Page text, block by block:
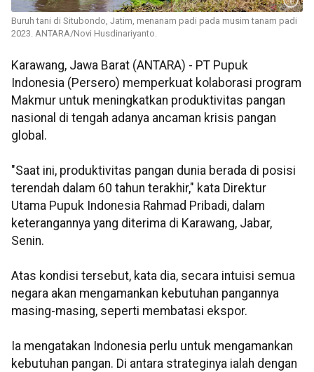
Buruh tani di Situbondo, Jatim, menanam padi pada musim tanam padi
2023. ANTARA/Novi Husdinariyanto.
Karawang, Jawa Barat (ANTARA) - PT Pupuk
Indonesia (Persero) memperkuat kolaborasi program
Makmur untuk meningkatkan produktivitas pangan
nasional di tengah adanya ancaman krisis pangan
global.
"Saat ini, produktivitas pangan dunia berada di posisi
terendah dalam 60 tahun terakhir," kata Direktur
Utama Pupuk Indonesia Rahmad Pribadi, dalam
keterangannya yang diterima di Karawang, Jabar,
Senin.
Atas kondisi tersebut, kata dia, secara intuisi semua
negara akan mengamankan kebutuhan pangannya
masing-masing, seperti membatasi ekspor.
Ia mengatakan Indonesia perlu untuk mengamankan
kebutuhan pangan. Di antara strateginya ialah dengan